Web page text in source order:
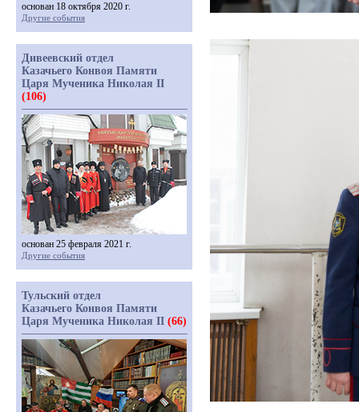
основан 18 октября 2020 г.
Другие события
Дивеевский отдел
Казачьего Конвоя Памяти
Царя Мученика Николая II
(106)
основан 25 февраля 2021 г.
Другие события
Тульский отдел
Казачьего Конвоя Памяти
Царя Мученика Николая II (66)